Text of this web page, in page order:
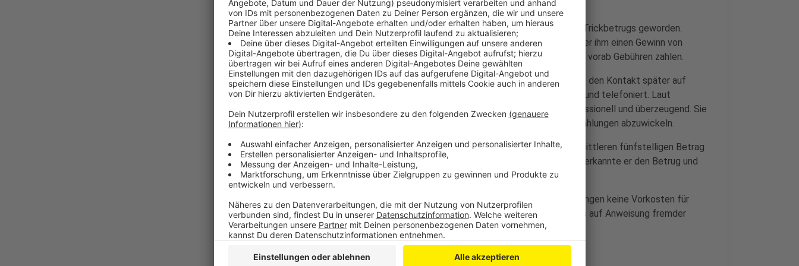
Im Kreis Euskirchen ist ein 51-jähriger Mann Opfer eines perfiden Trickbetrugs geworden.
Bereits Ende Mai erhielt er einen Anruf von einem Unbekannten, der ihm einen Gewinn von
144.000 Euro versprach. Um das Geld zu erhalten, sollte er jedoch vorab Gebühren zahlen.
Die Betrüger bauten ein glaubhaftes Szenario auf und verlagerten den Kontakt später auf
einen Messenger-Dienst. Dort wurde nahezu täglich geschrieben und telefoniert. Laut
Angaben der Euskirchener Polizei wirkten die Täter äußerst professionell und überzeugend. Sie
forderten den Mann zudem auf, eine App zu installieren, um die Zahlungen abzuwickeln.
In mehreren Überweisungen zahlte der Mann bis Ende Juli einen mittleren fünfstelligen Betrag
auf verschiedene Konten. Erst als ihm Unstimmigkeiten auffielen, erkannte er den Betrug und
wandte sich an die Polizei.
Die Euskirchener Polizei warnt erneut: Seriöse Unternehmen verlangen keine Vorkosten für
angebliche Gewinne. Es sollte niemals Geld überwiesen oder Apps auf Anweisung fremder
Personen installiert werden.
Anzeige